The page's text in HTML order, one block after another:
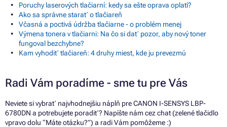
Poruchy laserových tlačiarní: kedy sa ešte oprava oplatí?
Ako sa správne starať o tlačiareň
Včasná a poctivá údržba tlačiarne - o problém menej
Výmena tonera v tlačiarni: Na čo si dať pozor, aby nový toner
fungoval bezchybne?
Kam vyhodiť tlačiareň: 4 druhy miest, kde ju prevezmú
Radi Vám poradíme - sme tu pre Vás
Neviete si vybrať najvhodnejšiu náplň pre CANON I-SENSYS LBP-
6780DN a potrebujete poradiť? Napíšte nám cez chat (zelené tlačidlo
vpravo dolu “Máte otázku?”) a radi Vám pomôžeme :)